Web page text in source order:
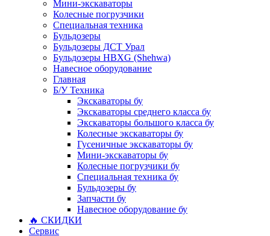
Мини-экскаваторы
Колесные погрузчики
Специальная техника
Бульдозеры
Бульдозеры ДСТ Урал
Бульдозеры HBXG (Shehwa)
Навесное оборудование
Главная
Б/У Техника
Экскаваторы бу
Экскаваторы среднего класса бу
Экскаваторы большого класса бу
Колесные экскаваторы бу
Гусеничные экскаваторы бу
Мини-экскаваторы бу
Колесные погрузчики бу
Специальная техника бу
Бульдозеры бу
Запчасти бу
Навесное оборудование бу
🔥 СКИДКИ
Сервис